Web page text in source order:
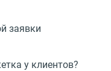
заявки
у клиентов?